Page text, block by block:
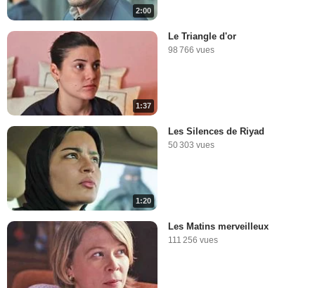
2:00
1:37
Le Triangle d'or
98 766 vues
1:20
Les Silences de Riyad
50 303 vues
Les Matins merveilleux
111 256 vues